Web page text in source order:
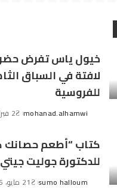
خيول ياس تفرض
لافتة في السباق
للفروسية
Posted
mohanad.alhamwi 2 فبراير، 2026
كتاب “أطعم
للدكتورة جوليت جيتي
Posted
sumo halloum 21 مايو، 2025